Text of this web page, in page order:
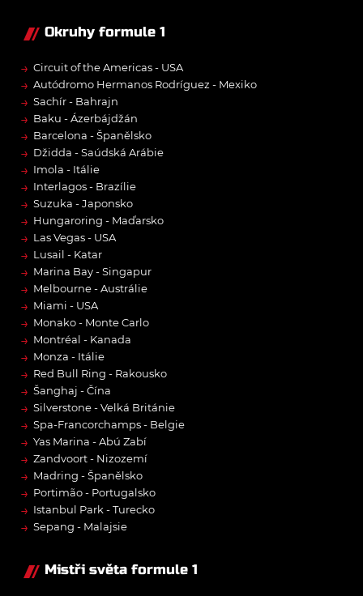
Okruhy formule 1
→ Circuit of the Americas - USA
→ Autódromo Hermanos Rodríguez - Mexiko
→ Sachír - Bahrajn
→ Baku - Ázerbájdžán
→ Barcelona - Španělsko
→ Džidda - Saúdská Arábie
→ Imola - Itálie
→ Interlagos - Brazílie
→ Suzuka - Japonsko
→ Hungaroring - Maďarsko
→ Las Vegas - USA
→ Lusail - Katar
→ Marina Bay - Singapur
→ Melbourne - Austrálie
→ Miami - USA
→ Monako - Monte Carlo
→ Montréal - Kanada
→ Monza - Itálie
→ Red Bull Ring - Rakousko
→ Šanghaj - Čína
→ Silverstone - Velká Británie
→ Spa-Francorchamps - Belgie
→ Yas Marina - Abú Zabí
→ Zandvoort - Nizozemí
→ Madring - Španělsko
→ Portimão - Portugalsko
→ Istanbul Park - Turecko
→ Sepang - Malajsie
Mistři světa formule 1